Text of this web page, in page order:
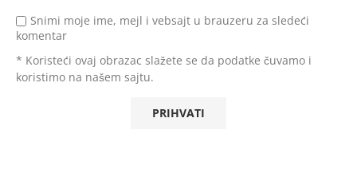
Snimi moje ime, mejl i vebsajt u brauzeru za sledeći
komentar
* Koristeći ovaj obrazac slažete se da podatke čuvamo i
koristimo na našem sajtu.